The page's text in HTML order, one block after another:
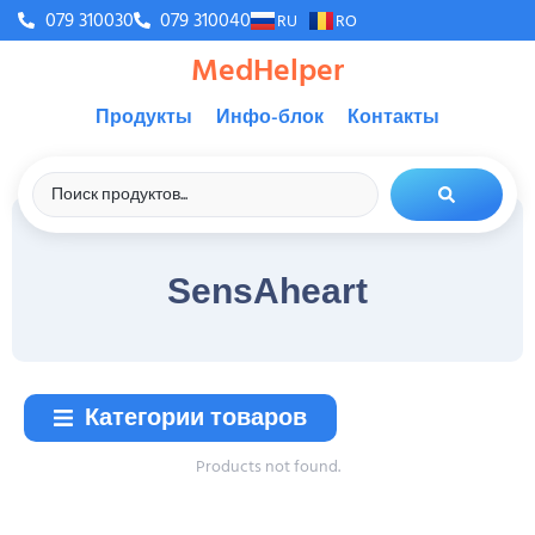
079 310030 079 310040 RU RO
MedHelper
Продукты Инфо-блок Контакты
SensAheart
Категории товаров
Products not found.